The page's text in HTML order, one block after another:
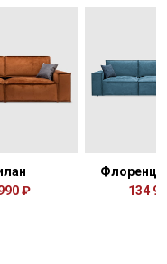
₽
134